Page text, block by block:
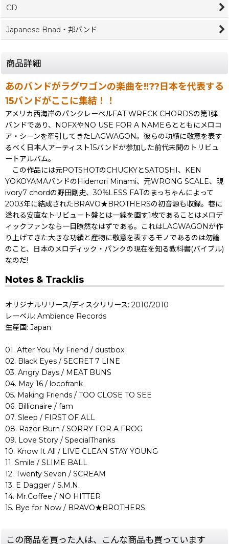
CD
Japanese Bnad・邦バンド
商品詳細
あのバンドがラグワゴンの楽曲を!!??日本を代表する
15バンドがここに集結！！
アメリカ西海岸のパンクレーベルFAT WRECK CHORDSの第1弾
バンドであり、NOFXやNO USE FOR A NAMEらとともにメロコ
ア・シーンを牽引してきたLAGWAGON。彼らの功績に敬意を表す
るべく日本人アーティスト15バンドが参加した前代未聞のトリビュ
ートアルバム。
この作品には元POTSHOTのCHUCKYとSATOSHI、KEN
YOKOYAMAバンドのHidenori Minami、元WRONG SCALE、現
ivory7 chordの野田剛史、30%LESS FATのまっちゃんによって
2003年に結成されたBRAVO★BROTHERSの初音源も収録。巷に
溢れる安直なトリビュート盤とは一線を画す1枚であることはメロデ
ィックファンなら一目瞭然なはずである。これはLAGWAGONが作
り上げてきた大きな功績と産物に敬意を表するモノであるのは勿論
のこと、日本のメロディック・パンクの現在を知る教科書(バイブル)
なのだ!
Notes & Tracklis
オリジナルリリース/ディスクリリース: 2010/2010
レーベル: Ambience Records
生産国: Japan
01. After You My Friend / dustbox
02. Black Eyes / SECRET 7 LINE
03. Angry Days / MEAT BUNS
04. May 16 / locofrank
05. Making Friends / TOO CLOSE TO SEE
06. Billionaire / fam
07. Sleep / FIRST OF ALL
08. Razor Burn / SORRY FOR A FROG
09. Love Story / SpecialThanks
10. Know It All / LIVE CLEAN STAY YOUNG
11. Smile / SLIME BALL
12. Twenty Seven / SCREAM
13. E Dagger / S.M.N.
14. Mr.Coffee / NO HITTER
15. Bye for Now / BRAVO★BROTHERS.
この商品を買った人は、こんな商品も買っています